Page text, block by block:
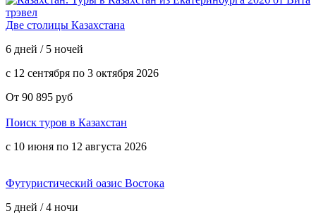
Две столицы Казахстана
6 дней / 5 ночей
с 12 сентября по 3 октября 2026
От 90 895 руб
Поиск туров в Казахстан
с 10 июня по 12 августа 2026
Футуристический оазис Востока
5 дней / 4 ночи